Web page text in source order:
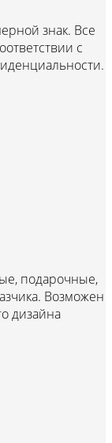
знак. Все
с
подарочные,
Возможен
дизайна